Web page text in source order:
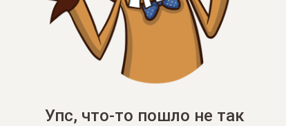
Упс, что-то пошло не так